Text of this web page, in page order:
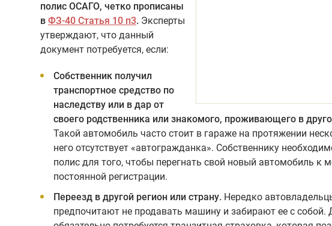
полис ОСАГО, четко прописаны
в ФЗ-40 Статья 10 п3. Эксперты
утверждают, что данный
документ потребуется, если:
Собственник получил
транспортное средство по
наследству или в дар от
своего родственника или знакомого, проживающего в
Такой автомобиль часто стоит в гараже на протяжении
него отсутствует «автогражданка». Собственнику
полис для того, чтобы перегнать свой новый автомобиль к
постоянной регистрации.
Переезд в другой регион или страну. Нередко
предпочитают не продавать машину и забирают ее с собой.